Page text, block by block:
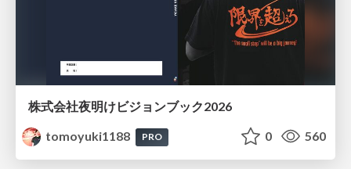
株式会社夜明けビジョンブック2026
tomoyuki1188
PRO 0 560